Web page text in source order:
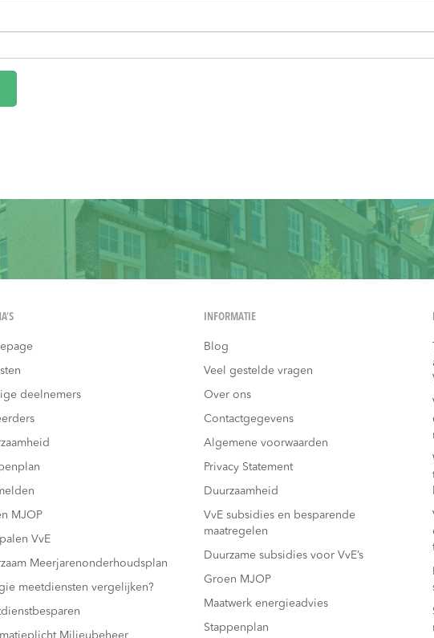
deelnemers
MJOP
VvE
Meerjarenonderhoudsplan
meetdiensten vergelijken?
Milieubeheer
INFORMATIE
Blog
Veel gestelde vragen
Over ons
Contactgegevens
Algemene voorwaarden
Privacy Statement
Duurzaamheid
VvE subsidies en besparende
maatregelen
Duurzame subsidies voor VvE’s
Groen MJOP
Maatwerk energieadvies
Stappenplan